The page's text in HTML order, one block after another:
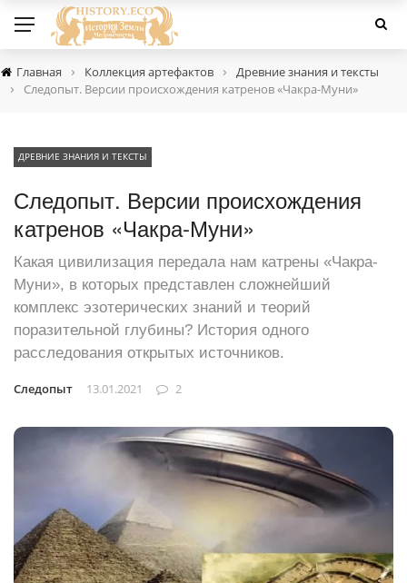
Главная › Коллекция артефактов › Древние знания и тексты
› Следопыт. Версии происхождения катренов «Чакра-Муни»
ДРЕВНИЕ ЗНАНИЯ И ТЕКСТЫ
Следопыт. Версии происхождения
катренов «Чакра-Муни»
Какая цивилизация передала нам катрены «Чакра-
Муни», в которых представлен сложнейший
комплекс эзотерических знаний и теорий
поразительной глубины? История одного
расследования открытых источников.
Следопыт 13.01.2021 2